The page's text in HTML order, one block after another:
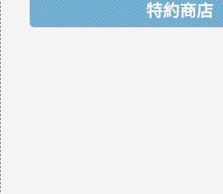
特約商店